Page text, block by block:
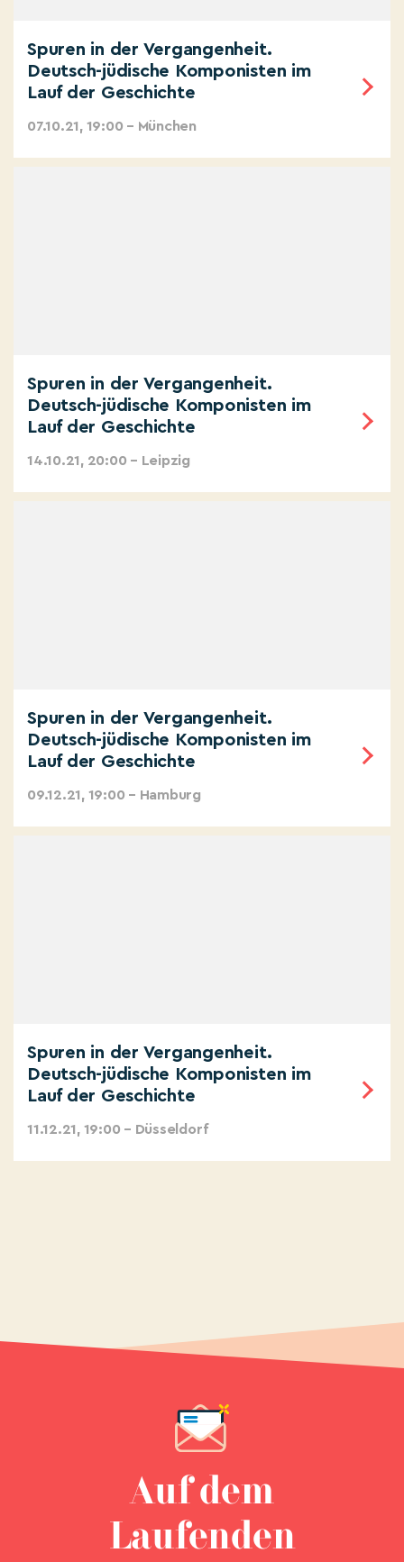
Spuren in der Vergangenheit.
Deutsch-jüdische Komponisten im
Lauf der Geschichte
07.10.21, 19:00 – München
Spuren in der Vergangenheit.
Deutsch-jüdische Komponisten im
Lauf der Geschichte
14.10.21, 20:00 – Leipzig
Spuren in der Vergangenheit.
Deutsch-jüdische Komponisten im
Lauf der Geschichte
09.12.21, 19:00 – Hamburg
Spuren in der Vergangenheit.
Deutsch-jüdische Komponisten im
Lauf der Geschichte
11.12.21, 19:00 – Düsseldorf
Auf dem
Laufenden